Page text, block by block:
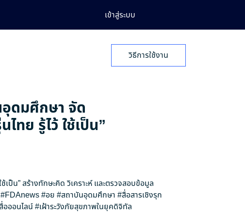
เข้าสู่ระบบ
วิธีการใช้งาน
อุดมศึกษา จัด
ทย รู้ไว้ ใช้เป็น”
ป็น” สร้างทักษะคิด วิเคราะห์ และตรวจสอบข้อมูล
#FDAnews#อย #สถาบันอุดมศึกษา #สื่อสารเชิงรุก
ออนไลน์#เฝ้าระวังภัยสุขภาพในยุคดิจิทัล